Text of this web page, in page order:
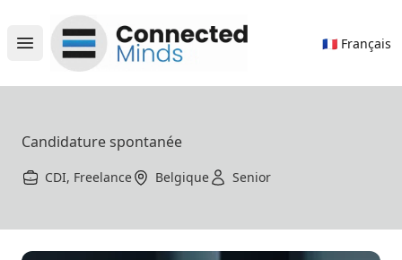
Open main menu
Connected Minds
🇫🇷 Français
Candidature spontanée
CDI, Freelance Belgique Senior